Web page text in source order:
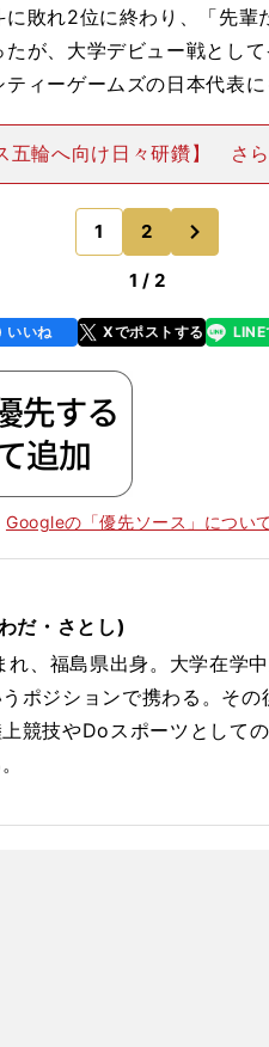
敗れ2位に終わり、「先輩
が、大学デビュー戦とし
ィーゲームズの日本代表に
五輪へ向け日々研鑽】 さ
ンカレだ。最終日の
のレースを貫き、序盤から
た。 1000
1 2
1 / 2
いいね Xでポストする
line LINE
Googleの「優先ソース」につい
だ・さとし)
れ、福島県出身。大学在学
ポジションで携わる。そ
競技やDoスポーツとして